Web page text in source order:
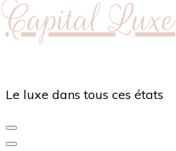
Capital Luxe
Le luxe dans tous ces états